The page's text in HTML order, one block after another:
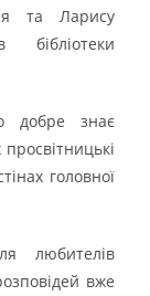
та Ларису
добре знає
головної
любителів
вже